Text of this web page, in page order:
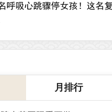
呼吸心跳骤停女孩！这名
月排行